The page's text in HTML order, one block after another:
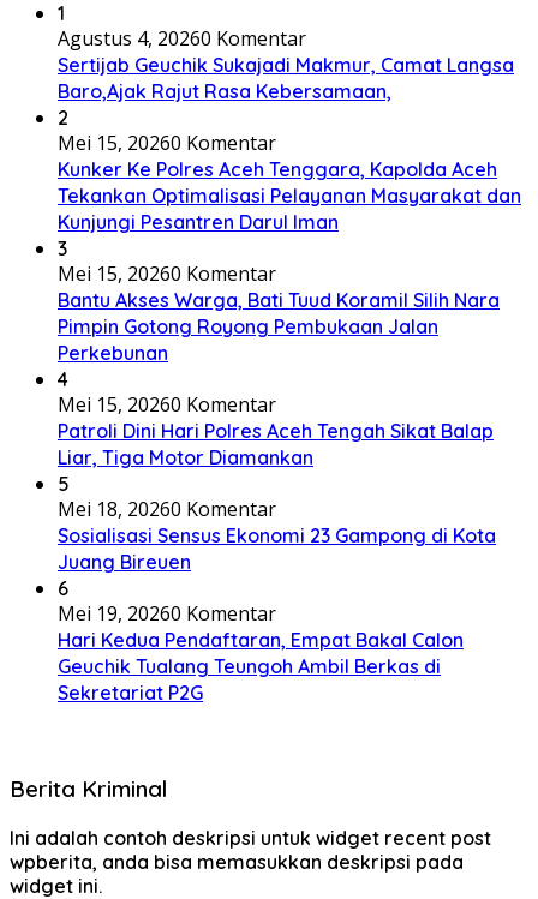
1
Agustus 4, 20260 Komentar
Sertijab Geuchik Sukajadi Makmur, Camat Langsa
Baro,Ajak Rajut Rasa Kebersamaan,
2
Mei 15, 20260 Komentar
Kunker Ke Polres Aceh Tenggara, Kapolda Aceh
Tekankan Optimalisasi Pelayanan Masyarakat dan
Kunjungi Pesantren Darul Iman
3
Mei 15, 20260 Komentar
Bantu Akses Warga, Bati Tuud Koramil Silih Nara
Pimpin Gotong Royong Pembukaan Jalan
Perkebunan
4
Mei 15, 20260 Komentar
Patroli Dini Hari Polres Aceh Tengah Sikat Balap
Liar, Tiga Motor Diamankan
5
Mei 18, 20260 Komentar
Sosialisasi Sensus Ekonomi 23 Gampong di Kota
Juang Bireuen
6
Mei 19, 20260 Komentar
Hari Kedua Pendaftaran, Empat Bakal Calon
Geuchik Tualang Teungoh Ambil Berkas di
Sekretariat P2G
Berita Kriminal
Ini adalah contoh deskripsi untuk widget recent post
wpberita, anda bisa memasukkan deskripsi pada
widget ini.